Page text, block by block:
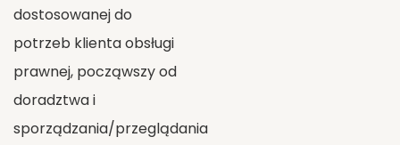
dostosowanej do
potrzeb klienta obsługi
prawnej, począwszy od
doradztwa i
sporządzania/przeglądania